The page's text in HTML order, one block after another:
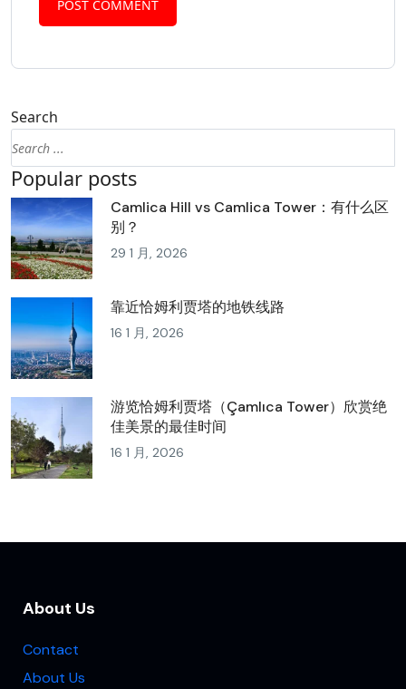
Search
Popular posts
Camlica Hill vs Camlica Tower：有什么区
别？
29 1 月, 2026
靠近恰姆利贾塔的地铁线路
16 1 月, 2026
游览恰姆利贾塔（Çamlıca Tower）欣赏绝
佳美景的最佳时间
16 1 月, 2026
About Us
Contact
About Us